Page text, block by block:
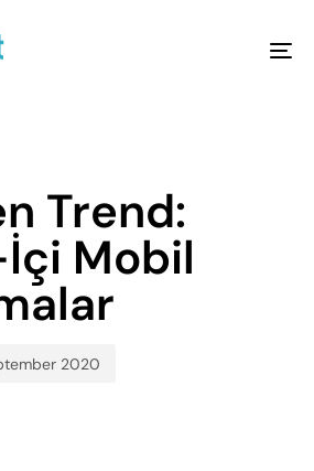
Trend:
Mobil
2020